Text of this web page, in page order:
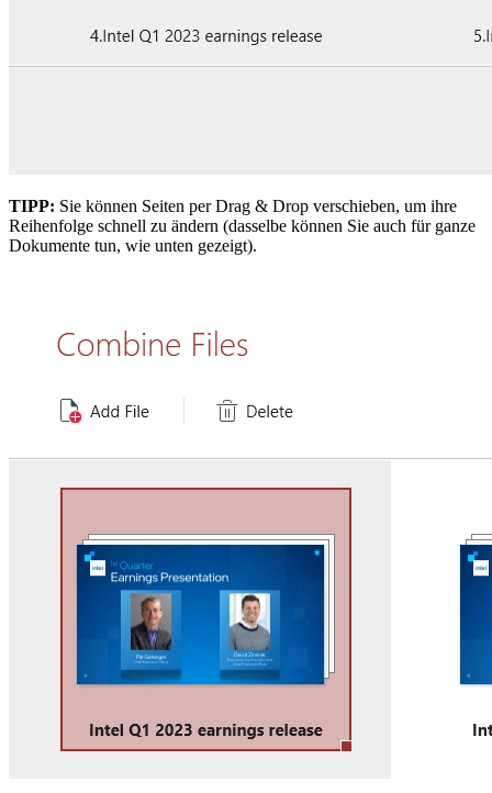
TIPP: Sie können Seiten per Drag & Drop verschieben, um ihre
Reihenfolge schnell zu ändern (dasselbe können Sie auch für ganze
Dokumente tun, wie unten gezeigt).